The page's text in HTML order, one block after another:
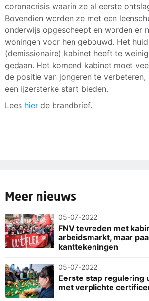
coronacrisis waarin ze al eerste
Bovendien worden ze met een
onderwijs opgescheept en worden er
woningen voor hen gebouwd. Het
(demissionaire) kabinet heeft te
gedaan. Het komend kabinet moet
de positie van jongeren te verbeteren,
een ijzersterke start bieden.
Lees hier de brandbrief.
Meer nieuws
05-07-2022
FNV tevreden met
arbeidsmarkt, maar
kanttekeningen
05-07-2022
Eerste stap regulering
met verplichte